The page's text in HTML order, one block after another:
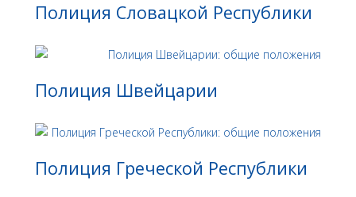
Полиция Словацкой Республики
Полиция Швейцарии
Полиция Греческой Республики